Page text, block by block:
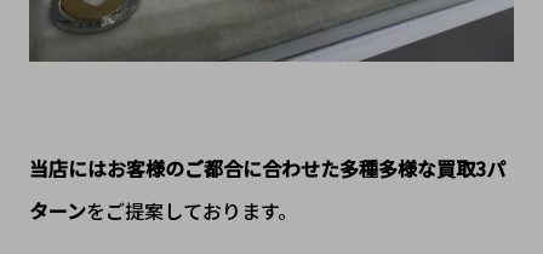
当店にはお客様のご都合に合わせた多種多様な買取3パ
ターンをご提案しております。